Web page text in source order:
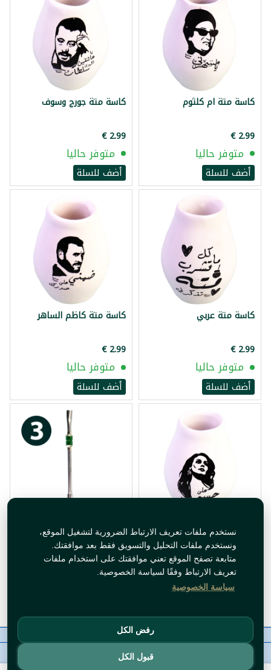
نستخدم ملفات تعريف الارتباط الضرورية لتشغيل الموقع،
ونستخدم ملفات التحليل والتسويق فقط بعد موافقتك.
متابعة تصفح الموقع تعني موافقتك على استخدام ملفات
تعريف الارتباط وفقًا لسياسة الخصوصية.
سياسة الخصوصية
رفض الكل
قبول الكل
كاسة متة ام كلثوم
متوفر حاليا
أضف للسلة
كاسة متة جورج وسوف
متوفر حاليا
أضف للسلة
كاسة متة عربي
متوفر حاليا
أضف للسلة
كاسة متة كاظم الساهر
متوفر حاليا
أضف للسلة
كاسة متة فيروز
متوفر حاليا
مصاصة متة اختر الموديل
متوفر حاليا
حقوق النشر© Tawfeer 2018-2026